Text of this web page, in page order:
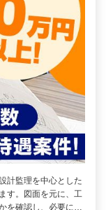
計監理を中心とした
す。図面を元に、工
を確認し、必要に…